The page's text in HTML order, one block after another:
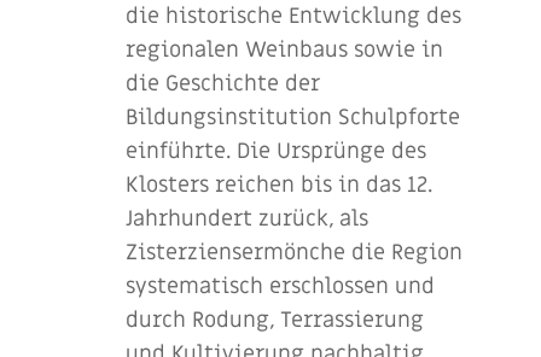
die historische Entwicklung des
regionalen Weinbaus sowie in
die Geschichte der
Bildungsinstitution Schulpforte
einführte. Die Ursprünge des
Klosters reichen bis in das 12.
Jahrhundert zurück, als
Zisterziensermönche die Region
systematisch erschlossen und
durch Rodung, Terrassierung